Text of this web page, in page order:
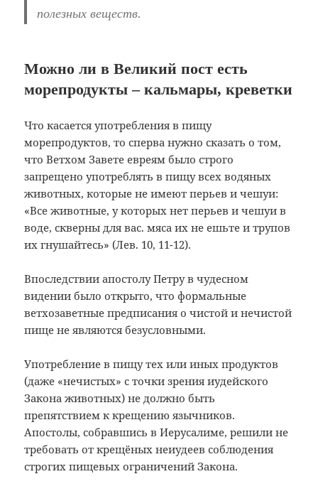
полезных веществ.
Можно ли в Великий пост есть
морепродукты – кальмары, креветки
Что касается употребления в пищу
морепродуктов, то сперва нужно сказать о том,
что Ветхом Завете евреям было строго
запрещено употреблять в пищу всех водяных
животных, которые не имеют перьев и чешуи:
«Все животные, у которых нет перьев и чешуи в
воде, скверны для вас. мяса их не ешьте и трупов
их гнушайтесь» (Лев. 10, 11-12).
Впоследствии апостолу Петру в чудесном
видении было открыто, что формальные
ветхозаветные предписания о чистой и нечистой
пище не являются безусловными.
Употребление в пищу тех или иных продуктов
(даже «нечистых» с точки зрения иудейского
Закона животных) не должно быть
препятствием к крещению язычников.
Апостолы, собравшись в Иерусалиме, решили не
требовать от крещёных неиудеев соблюдения
строгих пищевых ограничений Закона.